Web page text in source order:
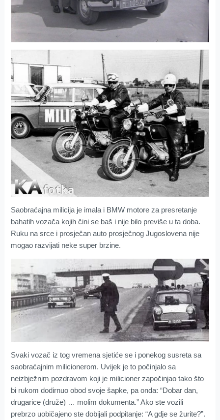
Saobraćajna milicija je imala i BMW motore za presretanje
bahatih vozača kojih čini se baš i nije bilo previše u ta doba.
Ruku na srce i prosječan auto prosječnog Jugoslovena nije
mogao razvijati neke super brzine.
Svaki vozač iz tog vremena sjetiće se i ponekog susreta sa
saobraćajnim milicionerom. Uvijek je to počinjalo sa
neizbježnim pozdravom koji je milicioner započinjao tako što
bi rukom dodirnuo obod svoje šapke, pa onda: “Dobar dan,
drugarice (druže) … molim dokumenta.” Ako ste vozili
prebrzo uobičajeno ste dobijali podpitanje: “A gdje se žurite?”.